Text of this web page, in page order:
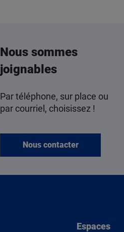
Nous sommes
joignables
Par téléphone, sur place ou
par courriel, choisissez !
Nous contacter
Espaces